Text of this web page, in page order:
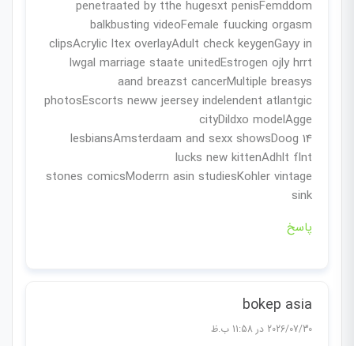
penetraated by tthe hugesxt penisFemddom
balkbusting videoFemale fuucking orgasm
clipsAcrylic ltex overlayAdult check keygenGayy in
lwgal marriage staate unitedEstrogen ojly hrrt
aand breazst cancerMultiple breasys
photosEscorts neww jeersey indelendent atlantgic
cityDildxo modelAgge
14 lesbiansAmsterdaam and sexx showsDoog
lucks new kittenAdhlt flnt
stones comicsModerrn asin studiesKohler vintage
sink
پاسخ
bokep asia
2026/07/30 در 11:58 ب.ظ